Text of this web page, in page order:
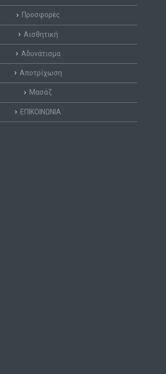
Προσφορές
Αισθητική
Αδυνάτισμα
Αποτρίχωση
Μασάζ
ΕΠΙΚΟΙΝΩΝΙΑ